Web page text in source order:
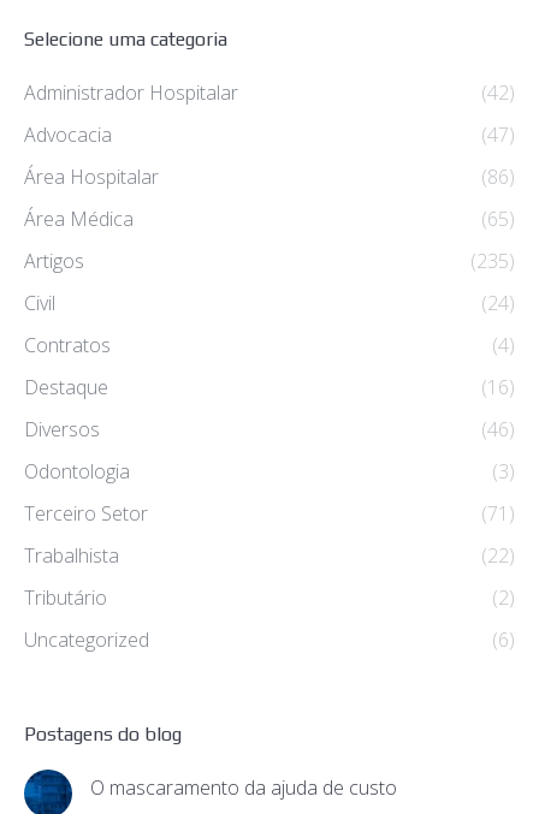
Selecione uma categoria
Administrador Hospitalar
(42)
Advocacia
(47)
Área Hospitalar
(86)
Área Médica
(65)
Artigos
(235)
Civil
(24)
Contratos
(4)
Destaque
(16)
Diversos
(46)
Odontologia
(3)
Terceiro Setor
(71)
Trabalhista
(22)
Tributário
(2)
Uncategorized
(6)
Postagens do blog
O mascaramento da ajuda de custo